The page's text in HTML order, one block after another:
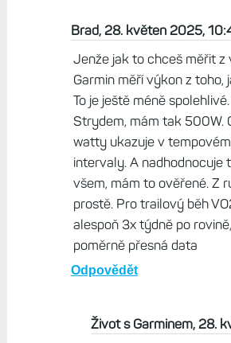
Brad, 28. květen 2025,
Jenže jak to chceš měřit z
Garmin měří výkon z toho,
To je ještě méně
Strydem, mám tak 500W.
watty ukazuje v
intervaly. A nadhodnocuje
všem, mám to ověřené. Z
prostě. Pro trailový běh
alespoň 3x týdně po
poměrně přesná data
Odpovědět
Život s Garminem, 28.